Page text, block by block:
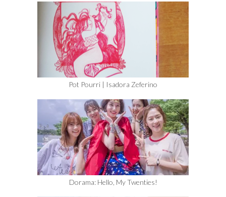
Pot Pourri | Isadora Zeferino
Dorama: Hello, My Twenties!